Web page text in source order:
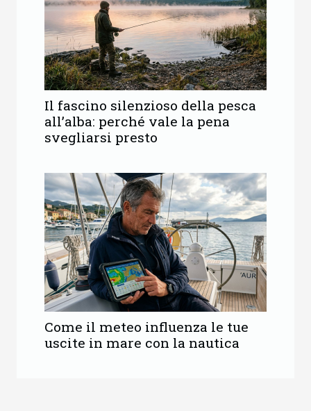
Il fascino silenzioso della pesca
all’alba: perché vale la pena
svegliarsi presto
Come il meteo influenza le tue
uscite in mare con la nautica